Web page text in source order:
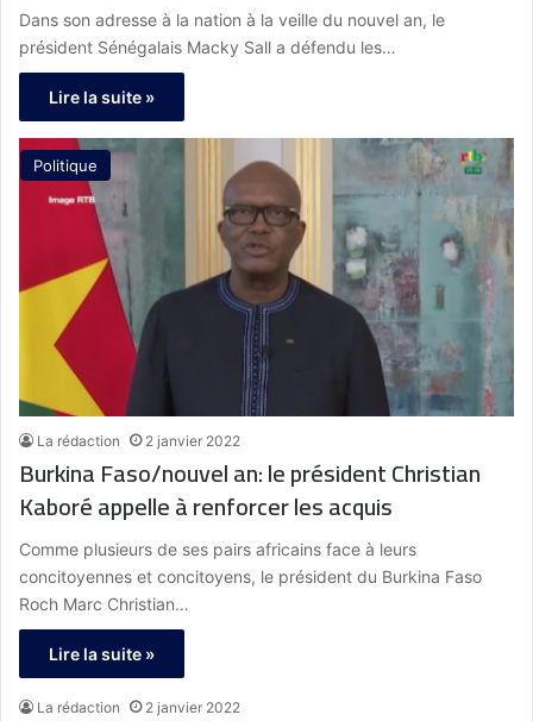
Dans son adresse à la nation à la veille du nouvel an, le
président Sénégalais Macky Sall a défendu les…
Lire la suite »
Politique
La rédaction 2 janvier 2022
Burkina Faso/nouvel an: le président Christian
Kaboré appelle à renforcer les acquis
Comme plusieurs de ses pairs africains face à leurs
concitoyennes et concitoyens, le président du Burkina Faso
Roch Marc Christian…
Lire la suite »
La rédaction 2 janvier 2022